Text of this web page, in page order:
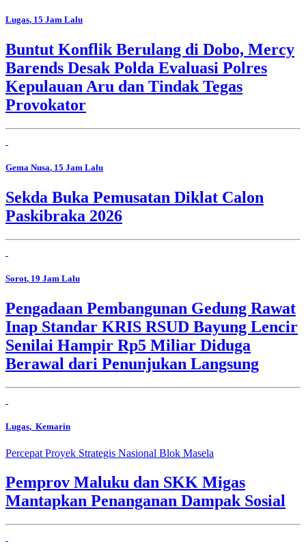
Lugas, 15 Jam Lalu
Buntut Konflik Berulang di Dobo, Mercy
Barends Desak Polda Evaluasi Polres
Kepulauan Aru dan Tindak Tegas
Provokator
Gema Nusa, 15 Jam Lalu
Sekda Buka Pemusatan Diklat Calon
Paskibraka 2026
Sorot, 19 Jam Lalu
Pengadaan Pembangunan Gedung Rawat
Inap Standar KRIS RSUD Bayung Lencir
Senilai Hampir Rp5 Miliar Diduga
Berawal dari Penunjukan Langsung
Lugas, Kemarin
Percepat Proyek Strategis Nasional Blok Masela
Pemprov Maluku dan SKK Migas
Mantapkan Penanganan Dampak Sosial